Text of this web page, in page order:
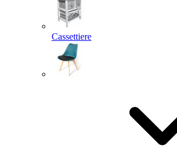
Cassettiere